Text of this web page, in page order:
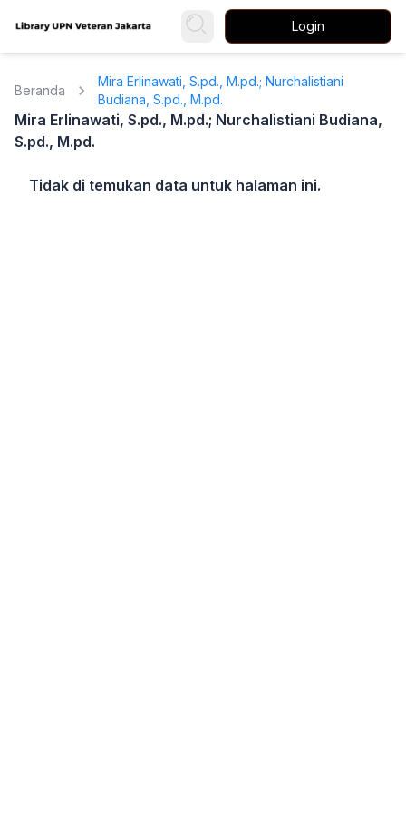
Login
Beranda
Mira Erlinawati, S.pd., M.pd.; Nurchalistiani
Budiana, S.pd., M.pd.
Mira Erlinawati, S.pd., M.pd.; Nurchalistiani Budiana,
S.pd., M.pd.
Tidak di temukan data untuk halaman ini.